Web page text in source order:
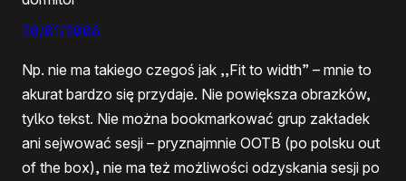
20/01/2006
Np. nie ma takiego czegoś jak ,,Fit to width” – mnie to
akurat bardzo się przydaje. Nie powiększa obrazków,
tylko tekst. Nie można bookmarkować grup zakładek
ani sejwować sesji – pryznajmnie OOTB (po polsku out
of the box), nie ma też możliwości odzyskania sesji po